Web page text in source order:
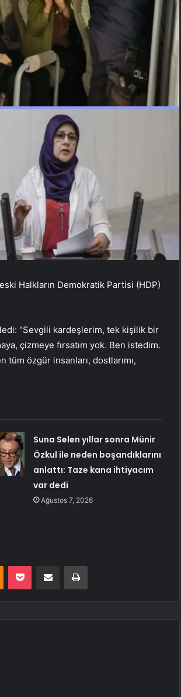
Halkların Demokratik Partisi (HDP)
“Sevgili kardeşlerim, tek kişilik bir
çizmeye fırsatım yok. Ben istedim.
tüm özgür insanları, dostlarımı,
Suna Selen yıllar sonra Münir
Özkul ile neden boşandıklarını
anlattı: Taze kana ihtiyacım
var dedi
Ağustos 7, 2026
Odnoklassniki
Pocket E-Posta ile paylaş Yazdır